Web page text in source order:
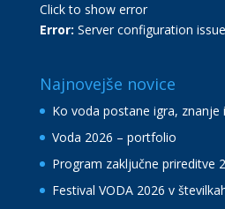
Click to show error
Error: Server configuration issue
Najnovejše novice
Ko voda postane igra, znanje
Voda 2026 – portfolio
Program zaključne prireditve
Festival VODA 2026 v